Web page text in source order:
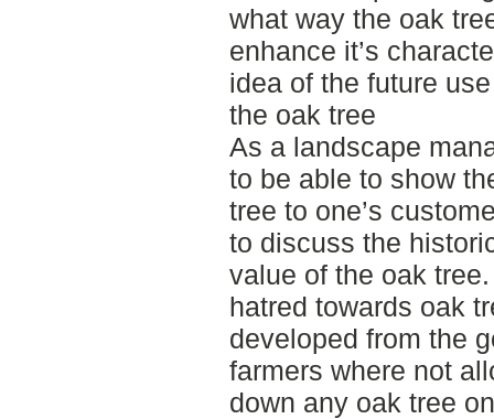
what way the oak
enhance it’s
idea of the future
the oak tree
As a landscape
to be able to show
tree to one’s
to discuss the
value of the oak
hatred towards oak
developed from the
farmers where not
down any oak tree